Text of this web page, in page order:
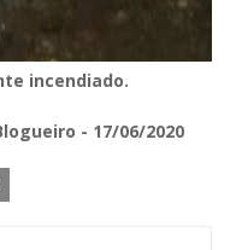
incendiado.
- 17/06/2020